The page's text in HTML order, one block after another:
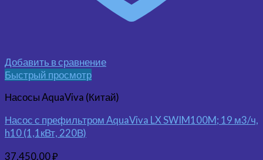
Добавить в сравнение
Быстрый просмотр
Насосы AquaViva (Китай)
Насос с префильтром AquaViva LX SWIM100M; 19 м3/ч,
h10 (1,1кВт, 220В)
37,450.00₽